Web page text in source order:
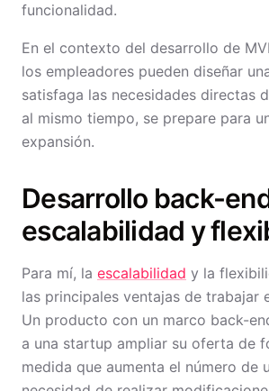
funcionalidad.
En el contexto del desarrollo de
los empleadores pueden diseñar
satisfaga las necesidades directas
al mismo tiempo, se prepare para
expansión.
Desarrollo back-
escalabilidad y
Para mí, la escalabilidad y la
las principales ventajas de trabajar
Un producto con un marco back-
a una startup ampliar su oferta de
medida que aumenta el número de